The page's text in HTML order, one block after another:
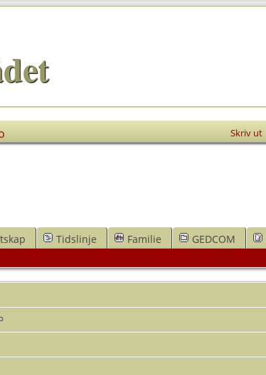
Skriv ut
Tidslinje Familie GEDCOM